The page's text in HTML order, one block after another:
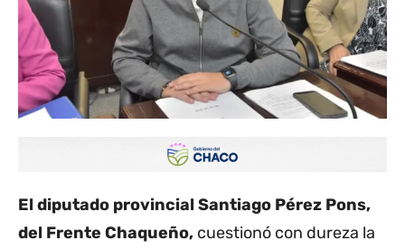
El diputado provincial Santiago Pérez Pons,
del Frente Chaqueño, cuestionó con dureza la